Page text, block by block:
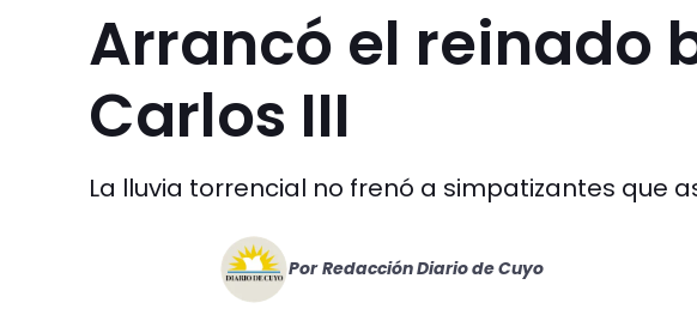
Arrancó el reinado
Carlos III
La lluvia torrencial no frenó a simpatizantes que
Por Redacción Diario de Cuyo